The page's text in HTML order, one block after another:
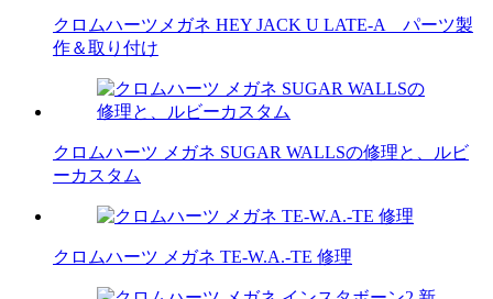
クロムハーツメガネ HEY JACK U LATE-A パーツ製
作＆取り付け
クロムハーツ メガネ SUGAR WALLSの修理と、ルビ
ーカスタム
クロムハーツ メガネ TE-W.A.-TE 修理